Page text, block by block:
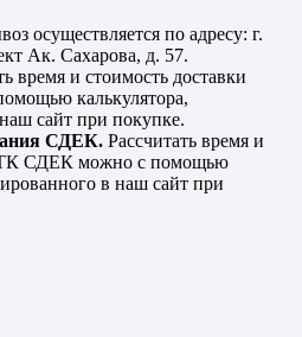
осуществляется по адресу: г.
Ак. Сахарова, д. 57.
время и стоимость доставки
калькулятора,
сайт при покупке.
СДЕК. Рассчитать время и
ТК СДЕК можно с помощью
в наш сайт при